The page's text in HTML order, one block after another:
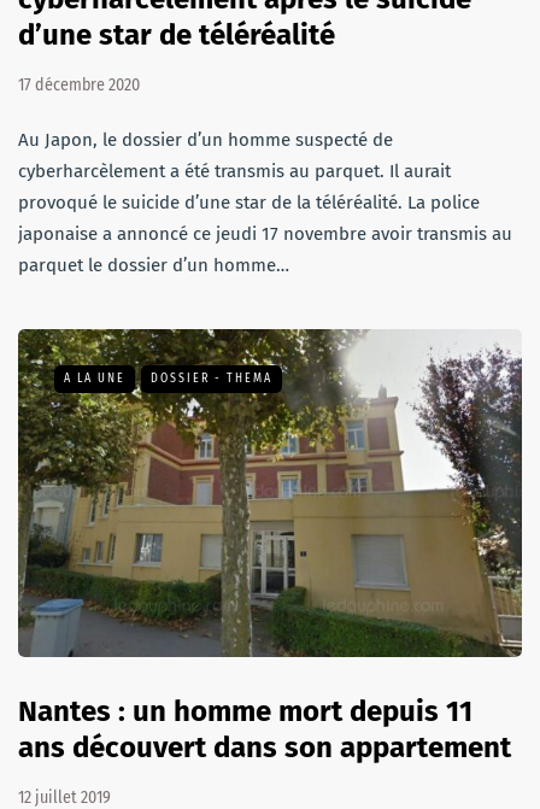
d’une star de téléréalité
17 décembre 2020
Au Japon, le dossier d’un homme suspecté de
cyberharcèlement a été transmis au parquet. Il aurait
provoqué le suicide d’une star de la téléréalité. La police
japonaise a annoncé ce jeudi 17 novembre avoir transmis au
parquet le dossier d’un homme…
A LA UNE DOSSIER - THEMA
Nantes : un homme mort depuis 11
ans découvert dans son appartement
12 juillet 2019